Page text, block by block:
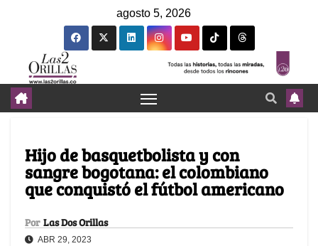
agosto 5, 2026
Hijo de basquetbolista y con
sangre bogotana: el colombiano
que conquistó el fútbol americano
Por Las Dos Orillas
ABR 29, 2023